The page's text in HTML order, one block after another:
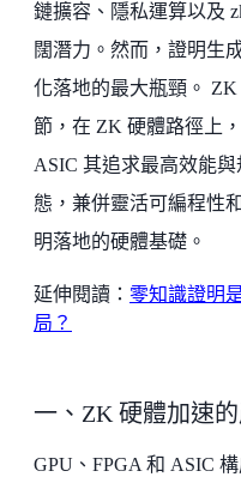
鏈擴容、隱私運算以及
闊潛力。然而，證明生
化落地的最大瓶頸。
節，在 ZK 硬體路徑上
ASIC 其追求最高效能
態，兼併靈活可編程性
明落地的硬體基礎。
延伸閱讀： 零知識證明
局？
一、ZK 硬體加速
GPU、FPGA 和 ASIC